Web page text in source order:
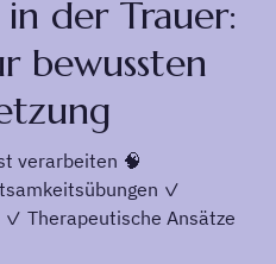
der Trauer:
bewussten
verarbeiten 🧠
✓
Therapeutische Ansätze